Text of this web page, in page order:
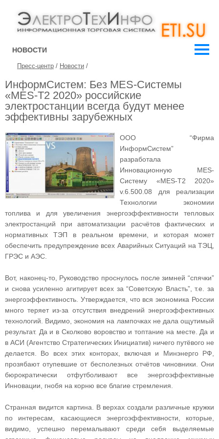
НОВОСТИ
Пресс-центр / Новости /
ИнформСистем: Без MES-Системы
«MES-T2 2020» российские
электростанции всегда будут менее
эффективны зарубежных
ООО “Фирма
ИнформСистем”
разработала
Инновационную MES-
Систему «MES-T2 2020»
v.6.500.08 для реализации
Технологии экономии
топлива и для увеличения энергоэффективности тепловых
электростанций при автоматизации расчётов фактических и
нормативных ТЭП в реальном времени, и которая может
обеспечить предупреждение всех Аварийных Ситуаций на ТЭЦ,
ГРЭС и АЭС.
Вот, наконец-то, Руководство проснулось после зимней “спячки”
и снова усиленно агитирует всех за “Советскую Власть”, т.е. за
энергоэффективность. Утверждается, что вся экономика России
много теряет из-за отсутствия внедрений энергоэффективных
технологий. Видимо, экономия на лампочках не дала ощутимый
результат. Да и в Сколково воровство и топтание на месте. Да и
в АСИ (Агентство Стратегических Инициатив) ничего путёвого не
делается. Во всех этих конторах, включая и Минэнерго РФ,
прозябают отупевшие от бесполезных отчётов чиновники. Они
бюрократически отфутболивают все энергоэффективные
Инновации, гнобя на корню все благие стремления.
Странная видится картина. В верхах создали различные кружки
по интересам, касающиеся энергоэффективности, которые,
видимо, успешно перемалывают среди себя выделяемые